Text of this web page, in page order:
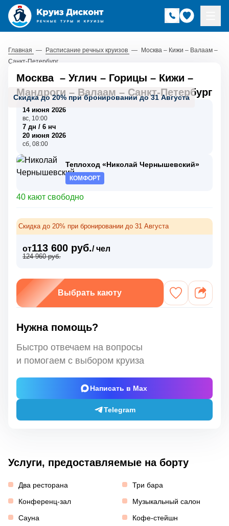
Главная — Расписание речных круизов — Москва – Кижи – Валаам –
Санкт-Петербург
Скидка до 20% при бронировании до 31 Августа
Москва – Углич – Горицы – Кижи –
Мандроги – Валаам – Санкт-Петербург
14 июня 2026
вс, 10:00
7 дн / 6 нч
20 июня 2026
сб, 08:00
Теплоход «Николай Чернышевский»
КОМФОРТ
40 кают свободно
Скидка до 20% при бронировании до 31 Августа
от113 600 руб./ чел
124 960 руб.
Выбрать каюту
Нужна помощь?
Быстро отвечаем на вопросы
и помогаем с выбором круиза
Написать в Max
Telegram
Услуги, предоставляемые на борту
Два ресторана
Три бара
Конференц-зал
Музыкальный салон
Сауна
Кофе-стейшн